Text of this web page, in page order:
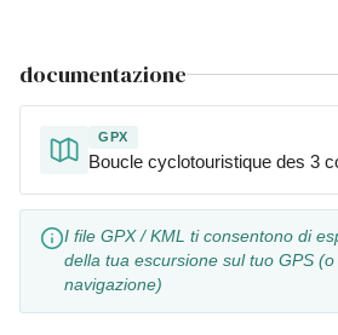
documentazione
GPX
Boucle cyclotouristique des 3
I file GPX / KML ti consentono di
della tua escursione sul tuo GPS
navigazione)